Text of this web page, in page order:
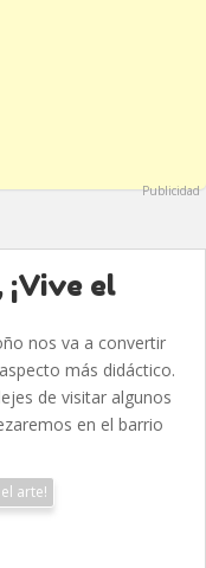
Publicidad
¡Vive el
nos va a convertir
más didáctico.
de visitar algunos
en el barrio
arte!